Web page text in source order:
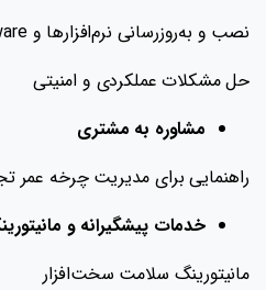
نصب و به‌روزرسانی نرم‌افزارها و Firmware
حل مشکلات عملکردی و امنیتی
مشاوره به مشتری
راهنمایی برای مدیریت چرخه عمر
خدمات پیشگیرانه و
مانیتورینگ سلامت سخت‌افزار